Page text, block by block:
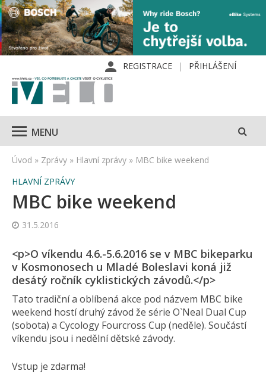
REGISTRACE PŘIHLÁŠENÍ
MENU
Úvod » Zprávy » Hlavní zprávy » MBC bike weekend
HLAVNÍ ZPRÁVY
MBC bike weekend
31.5.2016
<p>O víkendu 4.6.-5.6.2016 se v MBC bikeparku
v Kosmonosech u Mladé Boleslavi koná již
desátý ročník cyklistických závodů.</p>
Tato tradiční a oblíbená akce pod názvem MBC bike
weekend hostí druhý závod že série O`Neal Dual Cup
(sobota) a Cycology Fourcross Cup (neděle). Součástí
víkendu jsou i nedělní dětské závody.
Vstup je zdarma!